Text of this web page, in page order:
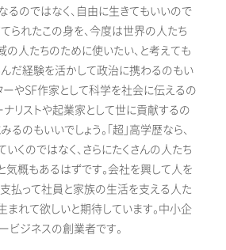
のではなく、自由に生きてもいいので
られたこの身を、今度は世界の人たち
人たちのために使いたい、と考えても
んだ経験を活かして政治に携わるのもい
ーやSF作家として科学を社会に伝えるの
ナリストや起業家として世に貢献するの
るのもいいでしょう。「超」高学歴なら、
くのではなく、さらにたくさんの人たち
概もあるはずです。会社を興して人を
払って社員と家族の生活を支える人た
まれて欲しいと期待しています。中小企
ビジネスの創業者です。